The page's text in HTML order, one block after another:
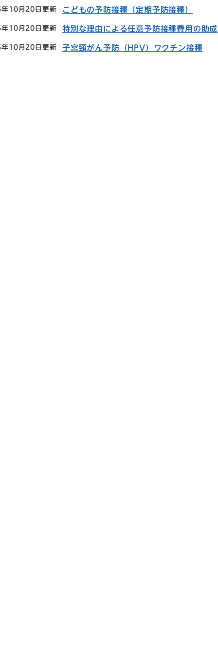
10月20日更新 こどもの予防接種（定期予防接種）
10月20日更新 特別な理由による任意予防接種費用の助成
10月20日更新 子宮頸がん予防（HPV）ワクチン接種